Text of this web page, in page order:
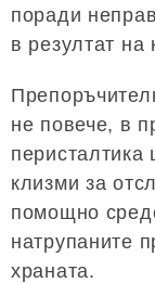
поради
в резултат на
не повече, в
клизми за
помощно
натрупаните
храната.